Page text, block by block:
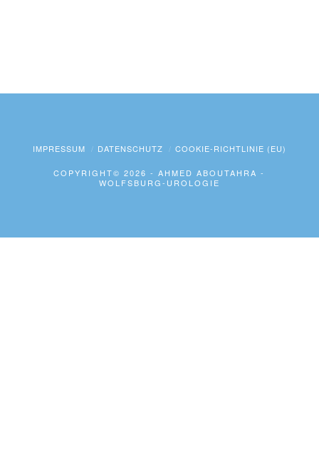
IMPRESSUM DATENSCHUTZ COOKIE-RICHTLINIE (EU)
COPYRIGHT© 2026 - AHMED ABOUTAHRA -
WOLFSBURG-UROLOGIE